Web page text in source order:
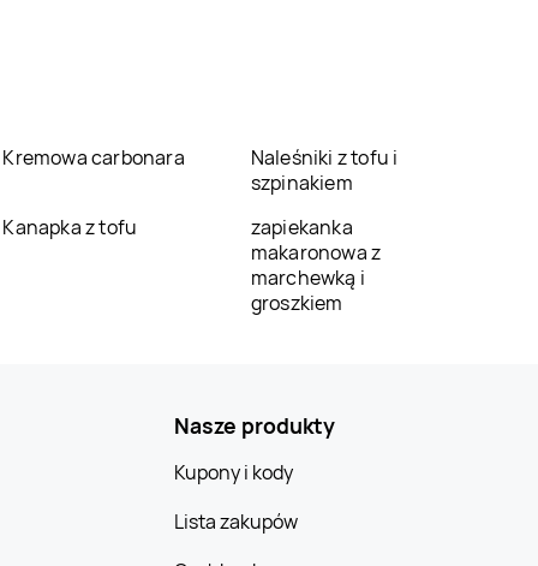
Kremowa carbonara
Naleśniki z tofu i
szpinakiem
Kanapka z tofu
zapiekanka
makaronowa z
marchewką i
groszkiem
Nasze produkty
Kupony i kody
Lista zakupów